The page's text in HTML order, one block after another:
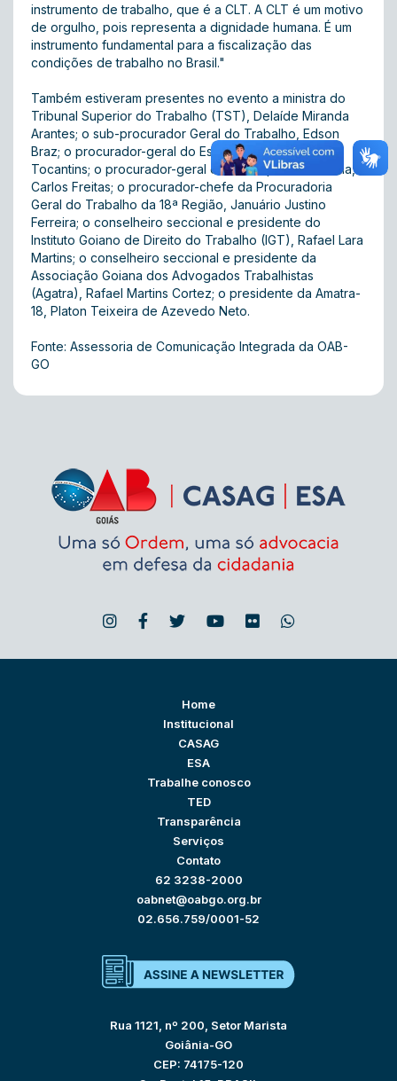
instrumento de trabalho, que é a CLT. A CLT é um motivo
de orgulho, pois representa a dignidade humana. É um
instrumento fundamental para a fiscalização das
condições de trabalho no Brasil."
Também estiveram presentes no evento a ministra do
Tribunal Superior do Trabalho (TST), Delaíde Miranda
Arantes; o sub-procurador Geral do Trabalho, Edson
Braz; o procurador-geral do Estado, Alexandre
Tocantins; o procurador-geral do Município de Goiânia,
Carlos Freitas; o procurador-chefe da Procuradoria
Geral do Trabalho da 18ª Região, Januário Justino
Ferreira; o conselheiro seccional e presidente do
Instituto Goiano de Direito do Trabalho (IGT), Rafael Lara
Martins; o conselheiro seccional e presidente da
Associação Goiana dos Advogados Trabalhistas
(Agatra), Rafael Martins Cortez; o presidente da Amatra-
18, Platon Teixeira de Azevedo Neto.
Fonte: Assessoria de Comunicação Integrada da OAB-
GO
Home
Institucional
CASAG
ESA
Trabalhe conosco
TED
Transparência
Serviços
Contato
62 3238-2000
oabnet@oabgo.org.br
02.656.759/0001-52
Rua 1121, nº 200, Setor Marista
Goiânia-GO
CEP: 74175-120